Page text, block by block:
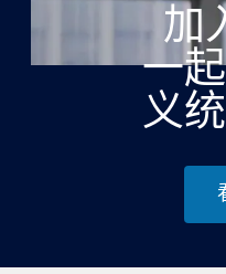
加
一
义